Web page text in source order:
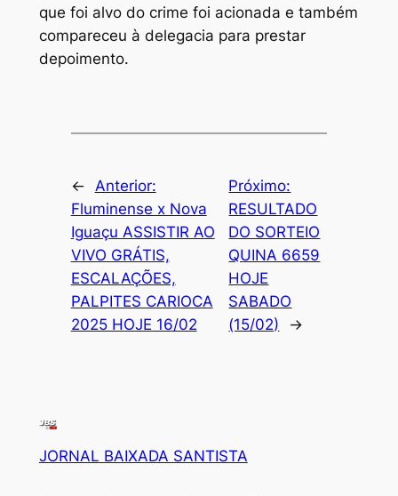
que foi alvo do crime foi acionada e também
compareceu à delegacia para prestar
depoimento.
←
Anterior:
Fluminense x Nova
Iguaçu ASSISTIR AO
VIVO GRÁTIS,
ESCALAÇÕES,
PALPITES CARIOCA
2025 HOJE 16/02
Próximo:
RESULTADO
DO SORTEIO
QUINA 6659
HOJE
SABADO
(15/02)
→
JORNAL BAIXADA SANTISTA